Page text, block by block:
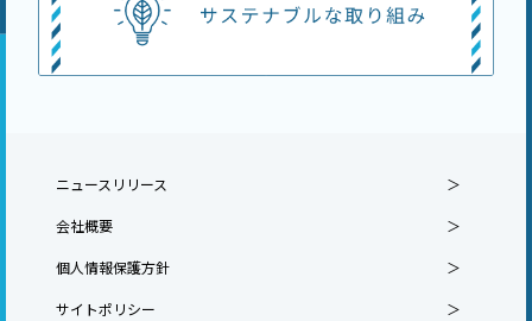
ニュースリリース
会社概要
個人情報保護方針
サイトポリシー